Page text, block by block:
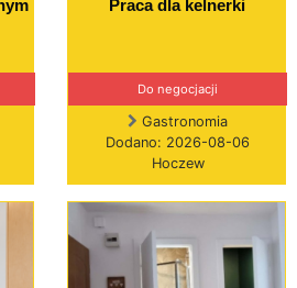
Praca dla kelnerki
Do negocjacji
Gastronomia
Dodano: 2026-08-06
Hoczew